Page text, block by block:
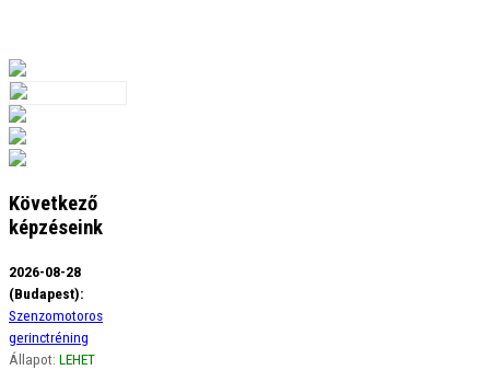
Következő
képzéseink
2026-08-28
(Budapest):
Szenzomotoros
gerinctréning
Állapot: LEHET